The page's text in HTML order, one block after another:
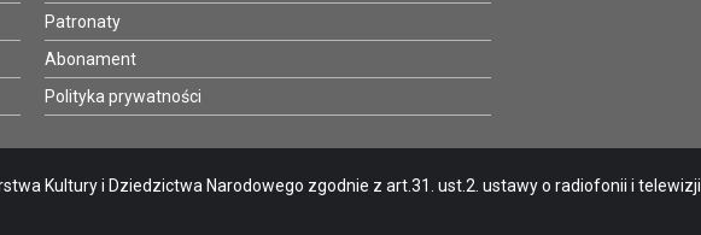
Patronaty
Abonament
Polityka prywatności
Kultury i Dziedzictwa Narodowego zgodnie z art.31. ust.2. ustawy o radiofonii i telewizji.